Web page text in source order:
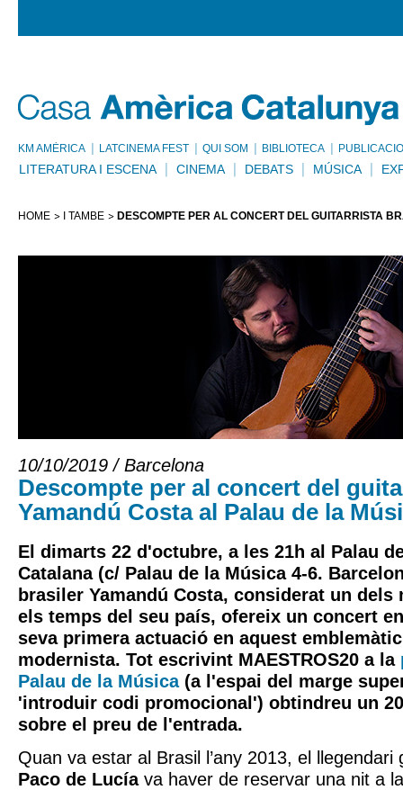
KM AMÈRICA LATCINEMA FEST QUI SOM BIBLIOTECA
LITERATURA I ESCENA CINEMA DEBATS MÚSICA
HOME I TAMBÉ DESCOMPTE PER AL CONCERT DEL GUITARRISTA
10/10/2019 / Barcelona
Descompte per al concert del
Yamandú Costa al Palau de la
El dimarts 22 d'octubre, a les 21h al Palau
Catalana (c/ Palau de la Música 4-6.
brasiler Yamandú Costa, considerat un dels
els temps del seu país, ofereix un concert
seva primera actuació en aquest
modernista. Tot escrivint MAESTROS20 a la
Palau de la Música(a l'espai del marge
'introduir codi promocional') obtindreu un
sobre el preu de l'entrada.
Quan va estar al Brasil l’any 2013, el llegendari
Paco de Lucíava haver de reservar una nit a